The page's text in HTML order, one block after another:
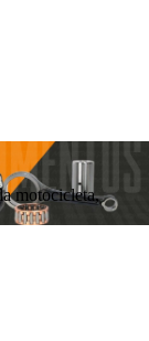
motocicleta,